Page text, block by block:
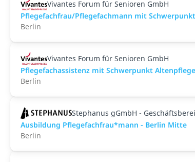
Vivantes Forum für Senioren GmbH
Pflegefachfrau/Pflegefachmann mit
Berlin
Vivantes Forum für Senioren GmbH
Pflegefachassistenz mit Schwerpunkt
Berlin
Stephanus gGmbH -
Ausbildung Pflegefachfrau*mann - Berlin Mitte
Berlin